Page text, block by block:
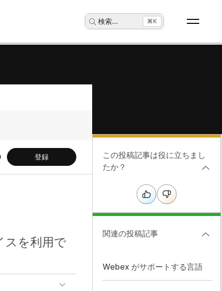
検索... ⌘K
登録
スを利用で
この投稿記事は役に立ちまし
たか？
関連の投稿記事
Webex がサポートする言語